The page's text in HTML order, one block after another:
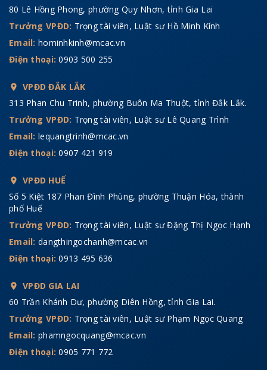
80 Lê Hồng Phong, phường Quy Nhơn, tỉnh Gia Lai
Trưởng VPĐD: Trọng tài viên, Luật sư Hồ Minh Kính
Email: hominhkinh@mcac.vn
Điện thoại:0903 500 255
VPĐD ĐẮK LẮK
313 Phan Chu Trinh, phường Buôn Ma Thuột, tỉnh Đắk Lắk.
Trưởng VPĐD: Trọng tài viên, Luật sư Lê Quang Trình
Email: lequangtrinh@mcac.vn
Điện thoại:0907 421 919
VPĐD HUẾ
Số 5 Kiệt 187 Phan Đình Phùng, phường Thuận Hóa, thành
phố Huế
Trưởng VPĐD: Trọng tài viên, Luật sư Đặng Thị Ngọc Hạnh
Email: dangthingochanh@mcac.vn
Điện thoại:0913 495 636
VPĐD GIA LAI
60 Trần Khánh Dư, phường Diên Hồng, tỉnh Gia Lai.
Trưởng VPĐD: Trọng tài viên, Luật sư Phạm Ngọc Quang
Email: phamngocquang@mcac.vn
Điện thoại:0905 771 772